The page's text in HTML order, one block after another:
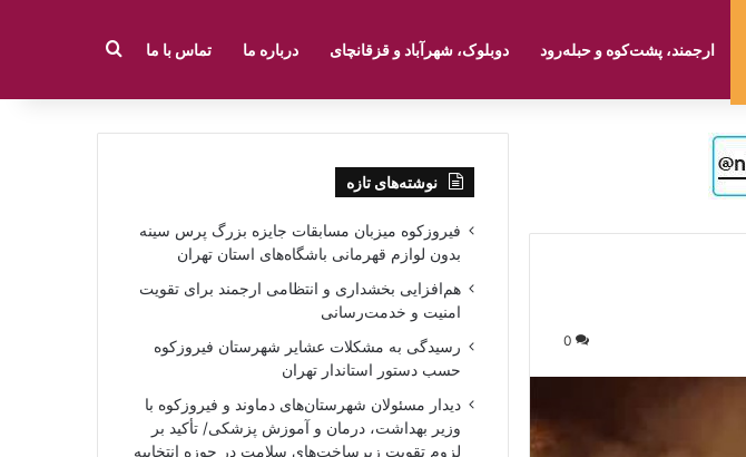
ارجمند، پشت‌کوه و حبله‌رود دوبلوک، شهرآباد و قزقانچای درباره ما تماس با ما جستجو برای
0
نوشته‌های تازه
فیروزکوه میزبان مسابقات جایزه بزرگ پرس سینه
بدون لوازم قهرمانی باشگاه‌های استان تهران
هم‌افزایی بخشداری و انتظامی ارجمند برای تقویت
امنیت و خدمت‌رسانی
رسیدگی به مشکلات عشایر شهرستان فیروزکوه
حسب دستور استاندار تهران
دیدار مسئولان شهرستان‌های دماوند و فیروزکوه با
وزیر بهداشت، درمان و آموزش پزشکی/ تأکید بر
لزوم تقویت زیرساخت‌های سلامت در حوزه انتخابیه